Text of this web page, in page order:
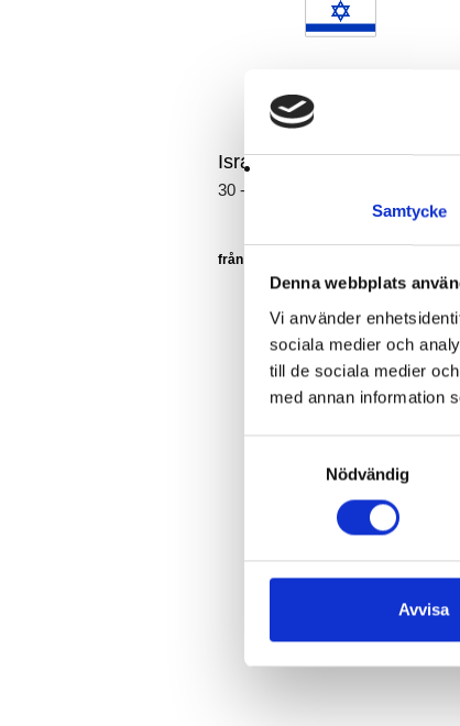
Samtycke
Denna webbplats
Vi använder
sociala medier och
till de sociala medier
med annan information
Nödvändig
Avvisa
Israel Flagga
30 - 300 cm
från